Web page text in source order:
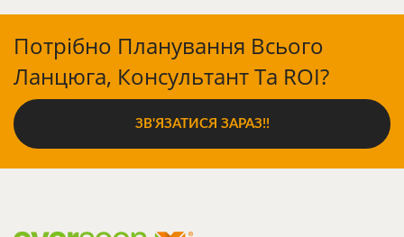
Потрібно Планування Всього
Ланцюга, Консультант Та ROI?
ЗВ'ЯЗАТИСЯ ЗАРАЗ!!